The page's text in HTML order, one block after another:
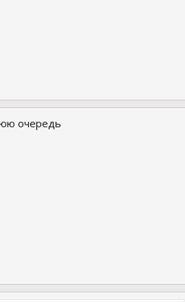
очередь